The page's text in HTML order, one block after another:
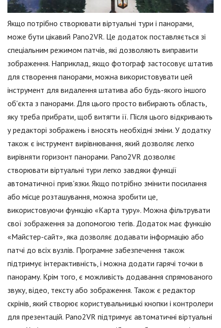
Якщо потрібно створювати віртуальні тури і панорами,
може бути цікавий Pano2VR. Це додаток поставляється зі
спеціальним режимом патчів, які дозволяють виправити
зображення. Наприклад, якщо фотограф застосовує штатив
для створення панорами, можна використовувати цей
інструмент для видалення штатива або будь-якого іншого
об'єкта з панорами. Для цього просто вибирають область,
яку треба прибрати, щоб витягти її. Після цього відкривають
у редакторі зображень і вносять необхідні зміни. У додатку
також є інструмент вирівнювання, який дозволяє легко
вирівняти горизонт панорами. Pano2VR дозволяє
створювати віртуальні тури легко завдяки функції
автоматичної прив'язки. Якщо потрібно змінити посилання
або місце розташування, можна зробити це,
використовуючи функцію «Карта туру». Можна фільтрувати
свої зображення за допомогою тегів. Додаток має функцію
«Майстер-сайт», яка дозволяє додавати інформацію або
патчі до всіх вузлів. Програмне забезпечення також
підтримує інтерактивність, і можна додати гарячі точки в
панораму. Крім того, є можливість додавання спрямованого
звуку, відео, тексту або зображення. Також є редактор
скрінів, який створює користувальницькі кнопки і контролери
для презентацій. Pano2VR підтримує автоматичні віртуальні